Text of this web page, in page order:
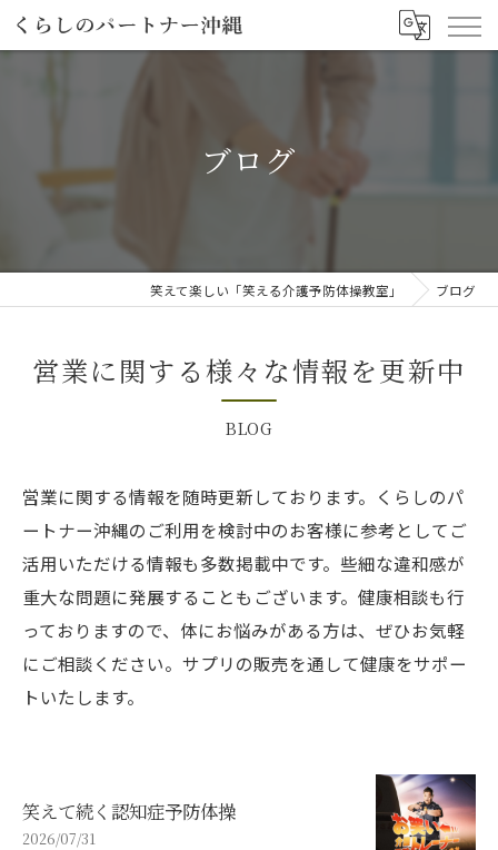
ブログ
笑えて楽しい「笑える介護予防体操教室」 ブログ
営業に関する様々な情報を更新中
BLOG
営業に関する情報を随時更新しております。くらしのパ
ートナー沖縄のご利用を検討中のお客様に参考としてご
活用いただける情報も多数掲載中です。些細な違和感が
重大な問題に発展することもございます。健康相談も行
っておりますので、体にお悩みがある方は、ぜひお気軽
にご相談ください。サプリの販売を通して健康をサポー
トいたします。
笑えて続く認知症予防体操
2026/07/31